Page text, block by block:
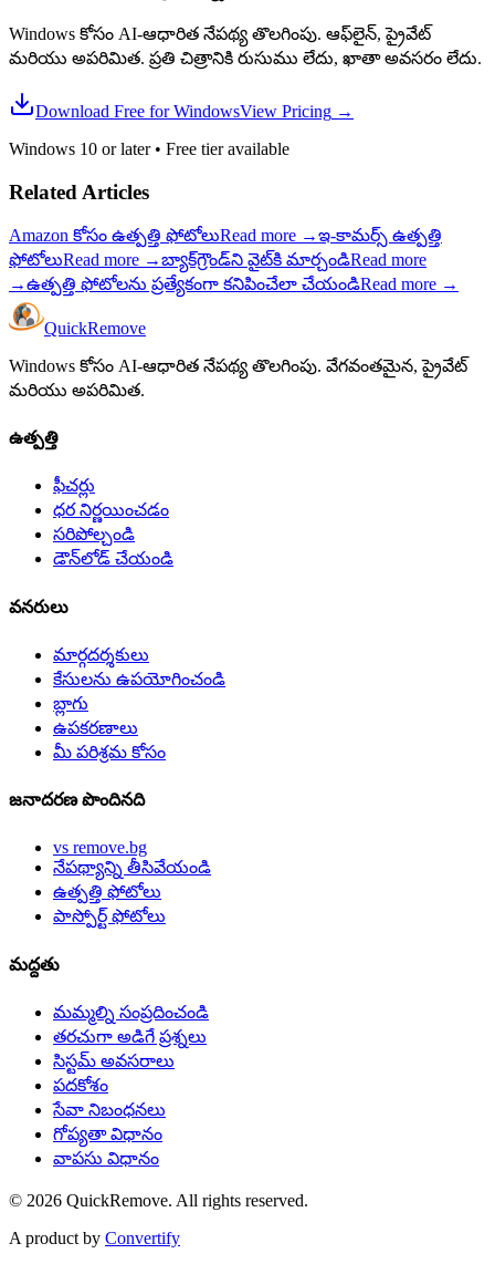
Windows కోసం AI-ఆధారిత నేపథ్య తొలగింపు. ఆఫ్‌లైన్, ప్రైవేట్
మరియు అపరిమిత. ప్రతి చిత్రానికి రుసుము లేదు, ఖాతా అవసరం లేదు.
Download Free for WindowsView Pricing →
Windows 10 or later• Free tier available
Related Articles
Amazon కోసం ఉత్పత్తి ఫోటోలుRead more →ఇ-కామర్స్ ఉత్పత్తి
ఫోటోలుRead more →బ్యాక్‌గ్రౌండ్‌ని వైట్‌కి మార్చండిRead more
→ఉత్పత్తి ఫోటోలను ప్రత్యేకంగా కనిపించేలా చేయండిRead more →
QuickRemove
Windows కోసం AI-ఆధారిత నేపథ్య తొలగింపు. వేగవంతమైన, ప్రైవేట్
మరియు అపరిమిత.
ఉత్పత్తి
ఫీచర్లు
ధర నిర్ణయించడం
సరిపోల్చండి
డౌన్‌లోడ్ చేయండి
వనరులు
మార్గదర్శకులు
కేసులను ఉపయోగించండి
బ్లాగు
ఉపకరణాలు
మీ పరిశ్రమ కోసం
జనాదరణ పొందినది
vs remove.bg
నేపథ్యాన్ని తీసివేయండి
ఉత్పత్తి ఫోటోలు
పాస్పోర్ట్ ఫోటోలు
మద్దతు
మమ్మల్ని సంప్రదించండి
తరచుగా అడిగే ప్రశ్నలు
సిస్టమ్ అవసరాలు
పదకోశం
సేవా నిబంధనలు
గోప్యతా విధానం
వాపసు విధానం
© 2026 QuickRemove. All rights reserved.
A product by Convertify